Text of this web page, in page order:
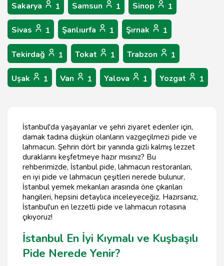
Sakarya 1 Samsun 1 Sinop 1
Sivas 1 Şanlıurfa 1 Şırnak 1
Tekirdağ 1 Tokat 1 Trabzon 1
Uşak 1 Van 1 Yalova 1 Yozgat 1
İstanbul'da yaşayanlar ve şehri ziyaret edenler için,
damak tadına düşkün olanların vazgeçilmezi pide ve
lahmacun. Şehrin dört bir yanında gizli kalmış lezzet
duraklarını keşfetmeye hazır mısınız? Bu
rehberimizde, İstanbul pide, lahmacun restoranları,
en iyi pide ve lahmacun çeşitleri nerede bulunur,
İstanbul yemek mekanları arasında öne çıkanları
hangileri, hepsini detaylıca inceleyeceğiz. Hazırsanız,
İstanbul'un en lezzetli pide ve lahmacun rotasına
çıkıyoruz!
İstanbul En İyi Kıymalı ve Kuşbaşılı
Pide Nerede Yenir?